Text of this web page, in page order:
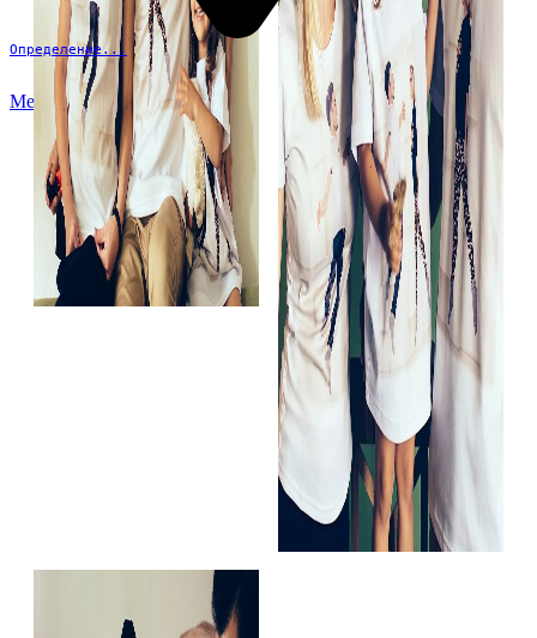
Определение...
Меню